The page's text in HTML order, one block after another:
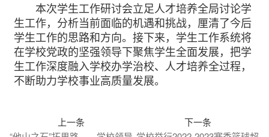
本次学生工作研讨会立足人才培养全局讨论学
生工作，分析当前面临的机遇和挑战，厘清了今后
学生工作的思路和方向。接下来，学生工作系统将
在学校党政的坚强领导下聚焦学生全面发展，把学
生工作深度融入学校办学治校、人才培养全过程，
不断助力学校事业高质量发展。
上一条
下一条